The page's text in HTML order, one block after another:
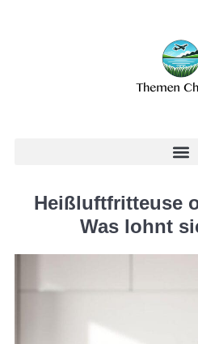
Heißluftfritteuse
Was lohnt